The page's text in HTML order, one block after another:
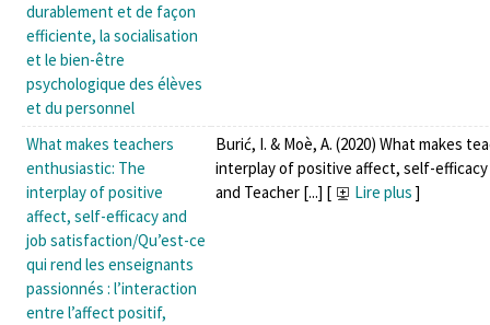
durablement et de façon
efficiente, la socialisation
et le bien-être
psychologique des élèves
et du personnel
What makes teachers
enthusiastic: The
interplay of positive
affect, self-efficacy and
job satisfaction/Qu’est-ce
qui rend les enseignants
passionnés : l’interaction
entre l’affect positif,
Burić, I. & Moè, A. (2020) What makes
interplay of positive affect, self-
and Teacher [...] [ Lire plus ]